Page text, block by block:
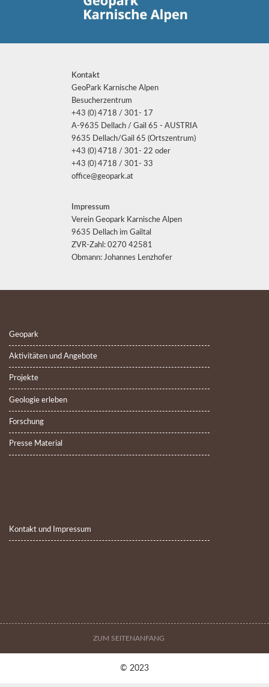
Kontakt
GeoPark Karnische Alpen
Besucherzentrum
+43 (0) 4718 / 301- 17
A-9635 Dellach / Gail 65 - AUSTRIA
9635 Dellach/Gail 65 (Ortszentrum)
+43 (0) 4718 / 301- 22 oder
+43 (0) 4718 / 301- 33
office@geopark.at
Impressum
Verein Geopark Karnische Alpen
9635 Dellach im Gailtal
ZVR-Zahl: 0270 42581
Obmann: Johannes Lenzhofer
Geopark
Aktivitäten und Angebote
Projekte
Geologie erleben
Forschung
Presse Material
Kontakt und Impressum
ZUM SEITENANFANG
© 2023